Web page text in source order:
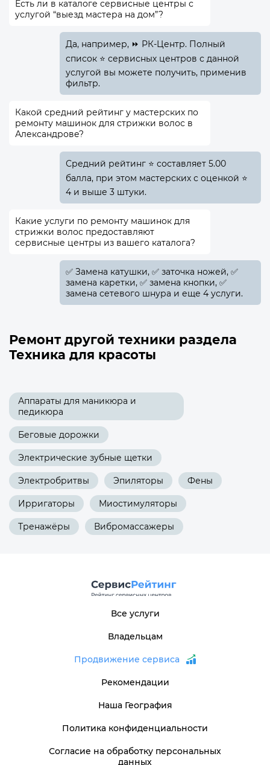
Есть ли в каталоге сервисные центры с
услугой “выезд мастера на дом”?
Да, например, ⏩ РК-Центр. Полный
список ⭐ сервисных центров с данной
услугой вы можете получить, применив
фильтр.
Какой средний рейтинг у мастерских по
ремонту машинок для стрижки волос в
Александрове?
Средний рейтинг ⭐ составляет 5.00
балла, при этом мастерских с оценкой ⭐
4 и выше 3 штуки.
Какие услуги по ремонту машинок для
стрижки волос предоставляют
сервисные центры из вашего каталога?
✅️ Замена катушки, ✅️ заточка ножей, ✅️
замена каретки, ✅️ замена кнопки, ✅️
замена сетевого шнура и еще 4 услуги.
Ремонт другой техники раздела
Техника для красоты
Аппараты для маникюра и
педикюра
Беговые дорожки
Электрические зубные щетки
Электробритвы Эпиляторы Фены
Ирригаторы Миостимуляторы
Тренажёры Вибромассажеры
Все услуги
Владельцам
Продвижение сервиса
Рекомендации
Наша География
Политика конфиденциальности
Согласие на обработку персональных
данных